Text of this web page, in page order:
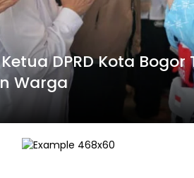
DPRD Kota Bogor
Warga